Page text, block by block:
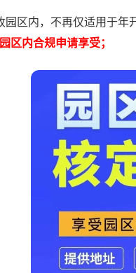
园区内，不再仅适用于年
区内合规申请享受；